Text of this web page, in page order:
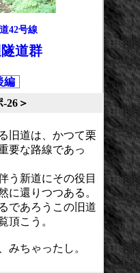
42号線
道群
編
26＞
旧道は、かつて栗
要な路線であっ
う新道にその役目
に還りつつある。
であろうこの旧道
頂こう。
みちゃったし。